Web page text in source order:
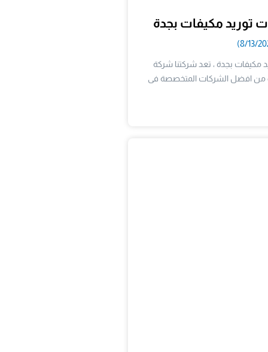
توريد مكيفات بجدة
بجدة ، تعد شركتنا شركة
من افضل الشركات المتخصصة فى